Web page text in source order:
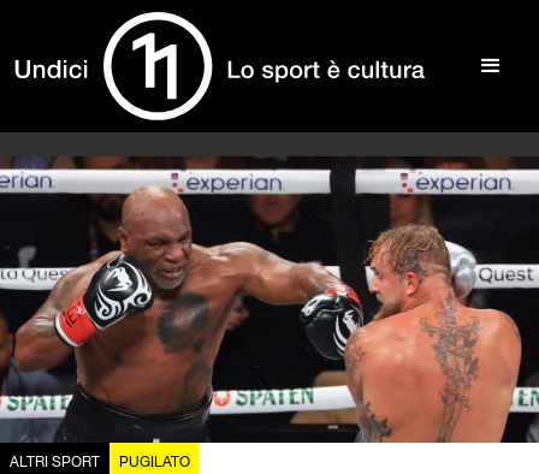
ALTRI SPORT PUGILATO